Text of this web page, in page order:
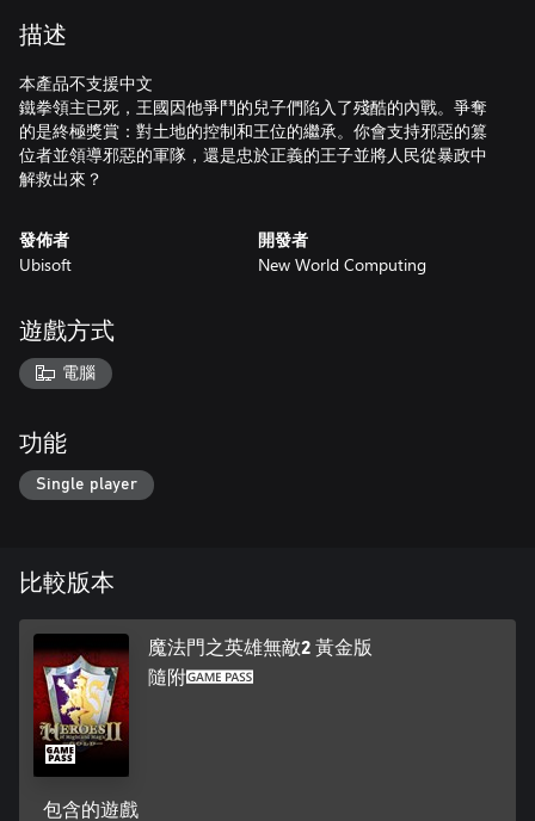
描述
本產品不支援中文
鐵拳領主已死，王國因他爭鬥的兒子們陷入了殘酷的內戰。爭奪
的是終極獎賞：對土地的控制和王位的繼承。你會支持邪惡的篡
位者並領導邪惡的軍隊，還是忠於正義的王子並將人民從暴政中
解救出來？
發佈者
Ubisoft
開發者
New World Computing
遊戲方式
電腦
功能
Single player
比較版本
魔法門之英雄無敵2 黃金版
隨附
包含的遊戲